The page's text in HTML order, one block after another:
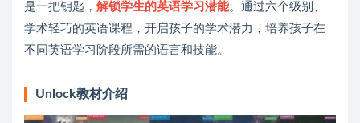
是一把钥匙， 解锁学生的英语学习潜能。通过六个级别、
学术轻巧的英语课程，开启孩子的学术潜力，培养孩子在
不同英语学习阶段所需的语言和技能。
Unlock教材介绍